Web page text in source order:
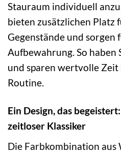
Stauraum individuell
bieten zusätzlichen Platz
Gegenstände und
Aufbewahrung. So haben
und sparen wertvolle
Routine.
Ein Design, das
zeitloser Klassiker
Die Farbkombination aus